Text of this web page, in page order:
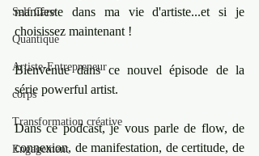
Self Care
Quantique
Artiste-Entrepreneur
corps
Transformation créative
Engagement
manifeste dans ma vie d'artiste...et si je
choisissez maintenant !
Bienvenue dans ce nouvel épisode de la
série powerful artist.
Dans ce podcast, je vous parle de flow, de
connexion, de manifestation, de certitude, de